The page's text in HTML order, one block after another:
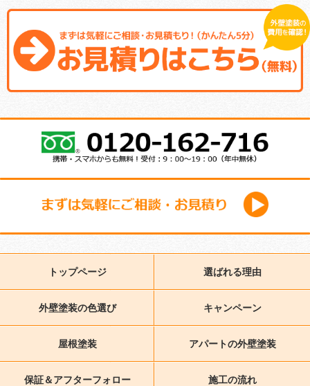
トップページ 選ばれる理由
外壁塗装の色選び キャンペーン
屋根塗装 アパートの外壁塗装
保証＆アフターフォロー 施工の流れ